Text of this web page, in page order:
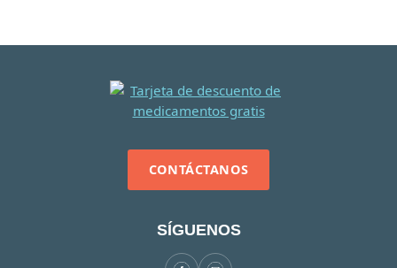
CONTÁCTANOS
SÍGUENOS